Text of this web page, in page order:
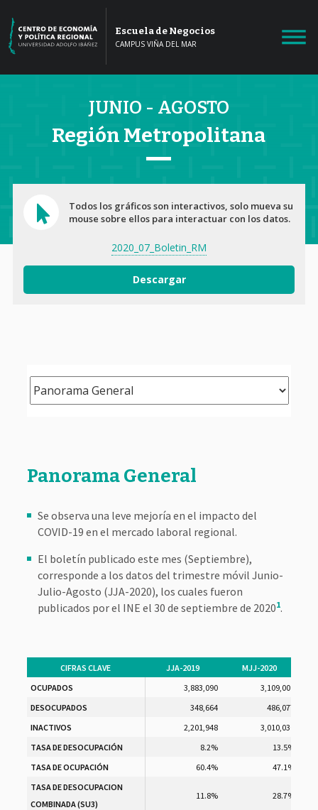
Escuela de Negocios
CAMPUS VIÑA DEL MAR
JUNIO - AGOSTO
Región Metropolitana
Todos los gráficos son interactivos, solo mueva su
mouse sobre ellos para interactuar con los datos.
2020_07_Boletin_RM
Descargar
Panorama General
Se observa una leve mejoría en el impacto del
COVID-19 en el mercado laboral regional.
El boletín publicado este mes (Septiembre),
corresponde a los datos del trimestre móvil Junio-
Julio-Agosto (JJA-2020), los cuales fueron
publicados por el INE el 30 de septiembre de 20201.
CIFRAS CLAVE JJA-2019
MJJ-2020
OCUPADOS
3,883,090
3,109,009
DESOCUPADOS
348,664
486,077
INACTIVOS
2,201,948
3,010,030
TASA DE DESOCUPACIÓN
8.2%
13.5%
TASA DE OCUPACIÓN
60.4%
47.1%
TASA DE DESOCUPACION
COMBINADA (SU3)
11.8% 28.7%